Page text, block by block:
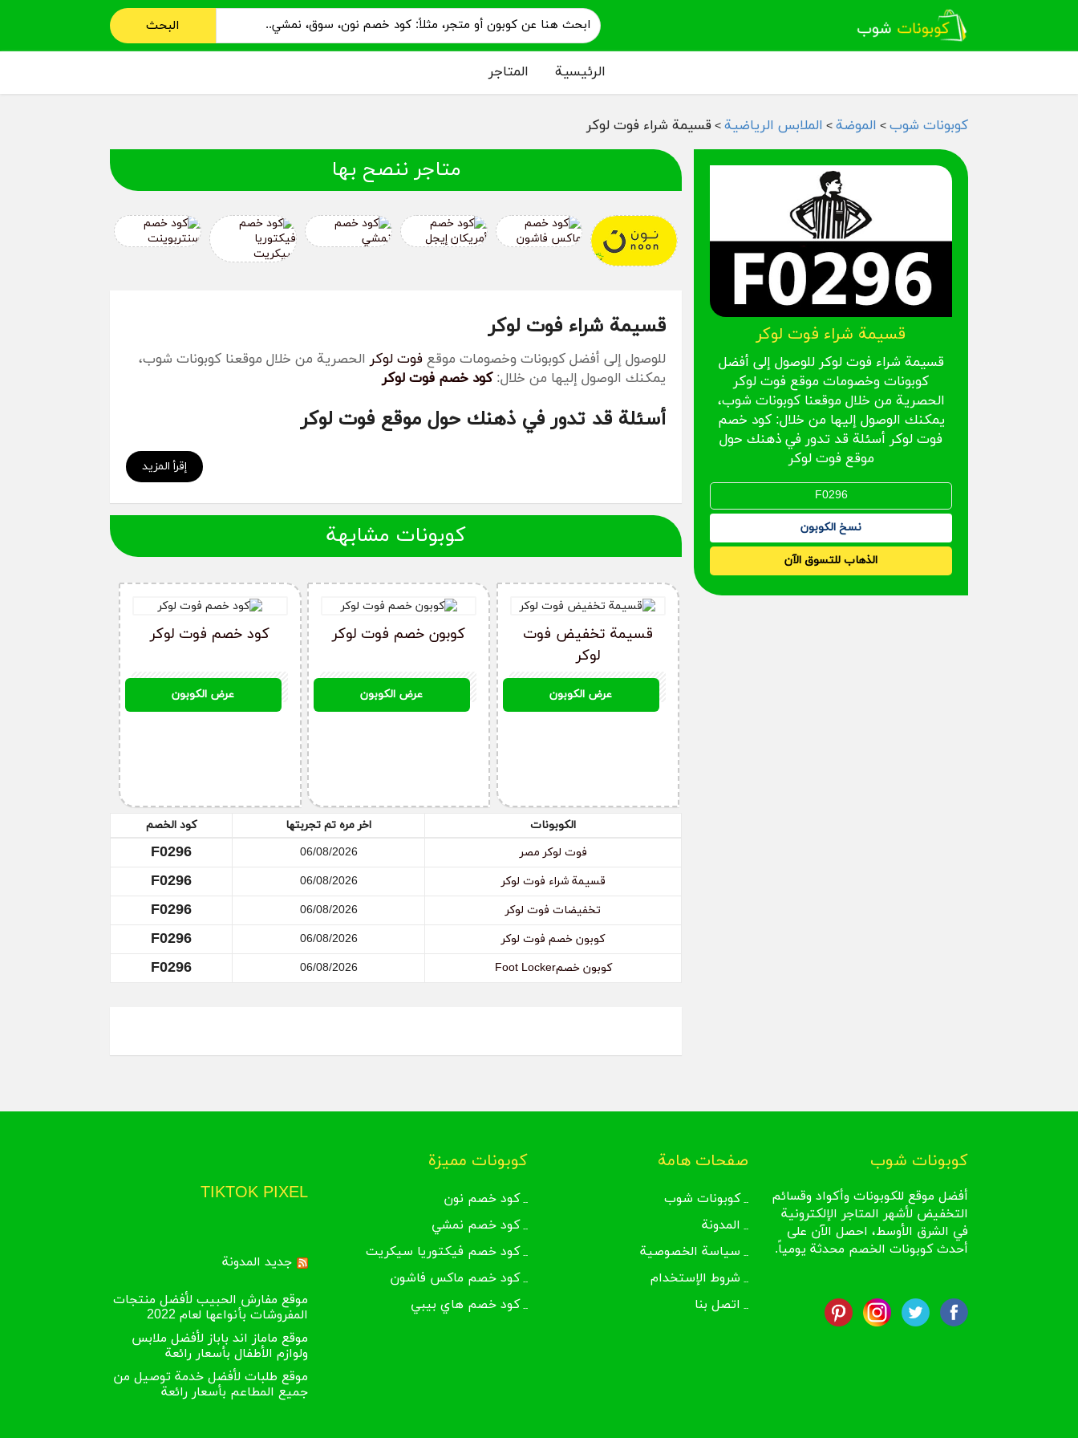
البحث
الرئيسية المتاجر
كوبونات شوب > الموضة > الملابس الرياضية > قسيمة شراء فوت لوكر
قسيمة شراء فوت لوكر
قسيمة شراء فوت لوكر للوصول إلى أفضل
كوبونات وخصومات موقع فوت لوكر
الحصرية من خلال موقعنا كوبونات شوب،
يمكنك الوصول إليها من خلال: كود خصم
فوت لوكر أسئلة قد تدور في ذهنك حول
موقع فوت لوكر
نسخ الكوبون
الذهاب للتسوق الآن
متاجر ننصح بها
إقرأ المزيد
قسيمة شراء فوت لوكر
للوصول إلى أفضل كوبونات وخصومات موقع فوت لوكر الحصرية من خلال موقعنا كوبونات شوب،
يمكنك الوصول إليها من خلال:كود خصم فوت لوكر
أسئلة قد تدور في ذهنك حول موقع فوت لوكر
موقع فوت لوكر من الإمارات أو السعودية أو مصر، حيث نقدم لك أفضل وأحدث الكوبونات الحصرية على موقعنا.
قم بالتحقق من شروط وأحكام كوبون خصم فوت لوكر ومدة الصلاحية الخاصة بالكود، ويمكنك إستخدام كوبون
خصم فوت لوكر مرة واحدة.
ما هي طريقة الشراء من فوت لوكر؟
قم بإنشاء حساب على موقع فوت لوكر، ثم قم باختيار المنتج الذي تريد شراؤه، وحدد الكمية المطلوبة وأضفها
إلى عربة التسوق، وقم بالوصول إلى صفحة الدفع وتأكد من كتابة عنوان التوصيل صحيح، ثم إضغط على تأكيد
كيف أقوم بإلغاء الطلب من موقع فوت لوكر؟
قم بالتواصل مع إدارة موقع فوت لوكر عن طريق البريد الإلكتروني أو من خلال الدرشة في الموقع، وقم بطلب إلغاء
الطلب الذي طلبته وقم بتزويدهم برقم الطلب، ويجب عليك أن تقوم بذلك في أسرع وقت.
كوبونات مشابهة
كود خصم فوت لوكر
عرض الكوبون
كوبون خصم فوت لوكر
عرض الكوبون
قسيمة تخفيض فوت
لوكر
عرض الكوبون
الكوبونات اخر مره تم تجربتها
كود الخصم
فوت لوكر مصر
06/08/2026
F0296
قسيمة شراء فوت لوكر 06/08/2026
F0296
تخفيضات فوت لوكر 06/08/2026
F0296
كوبون خصم فوت لوكر 06/08/2026
F0296
كوبون خصمFoot Locker 06/08/2026
F0296
كوبونات شوب
أفضل موقع للكوبونات وأكواد وقسائم
التخفيض لأشهر المتاجر الإلكترونية
في الشرق الأوسط، احصل الآن على
أحدث كوبونات الخصم محدثة يومياً.
صفحات هامة
كوبونات شوب
المدونة
سياسة الخصوصية
شروط الإستخدام
اتصل بنا
كوبونات مميزة
كود خصم نون
كود خصم نمشي
كود خصم فيكتوريا سيكريت
كود خصم ماكس فاشون
كود خصم هاي بيبي
TIKTOK PIXEL
جديد المدونة
موقع مفارش الحبيب لأفضل منتجات
المفروشات بأنواعها لعام 2022
موقع ماماز اند باباز لأفضل ملابس
ولوازم الأطفال بأسعار رائعة
موقع طلبات لأفضل خدمة توصيل من
جميع المطاعم بأسعار رائعة